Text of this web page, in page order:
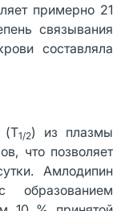
примерно 21
связывания
составляла
(T1/2) из плазмы
что позволяет
Амлодипин
образованием